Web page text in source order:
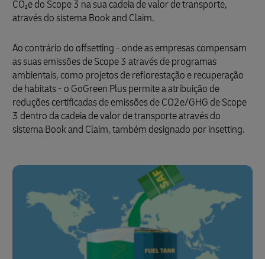
CO₂e do Scope 3 na sua cadeia de valor de transporte,
através do sistema Book and Claim.
Ao contrário do offsetting - onde as empresas compensam
as suas emissões de Scope 3 através de programas
ambientais, como projetos de reflorestação e recuperação
de habitats - o GoGreen Plus permite a atribuição de
reduções certificadas de emissões de CO2e/GHG de Scope
3 dentro da cadeia de valor de transporte através do
sistema Book and Claim, também designado por insetting.